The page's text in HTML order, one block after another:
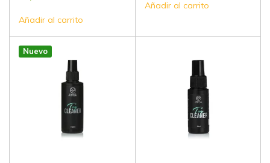
Añadir al carrito
Añadir al carrito
Nuevo